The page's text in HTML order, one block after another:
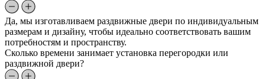
Да, мы изготавливаем раздвижные двери по индивидуальным
размерам и дизайну, чтобы идеально соответствовать вашим
потребностям и пространству.
Сколько времени занимает установка перегородки или
раздвижной двери?